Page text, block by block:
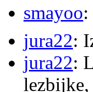
smayoo
jura22:
jura22:
lezbijke,